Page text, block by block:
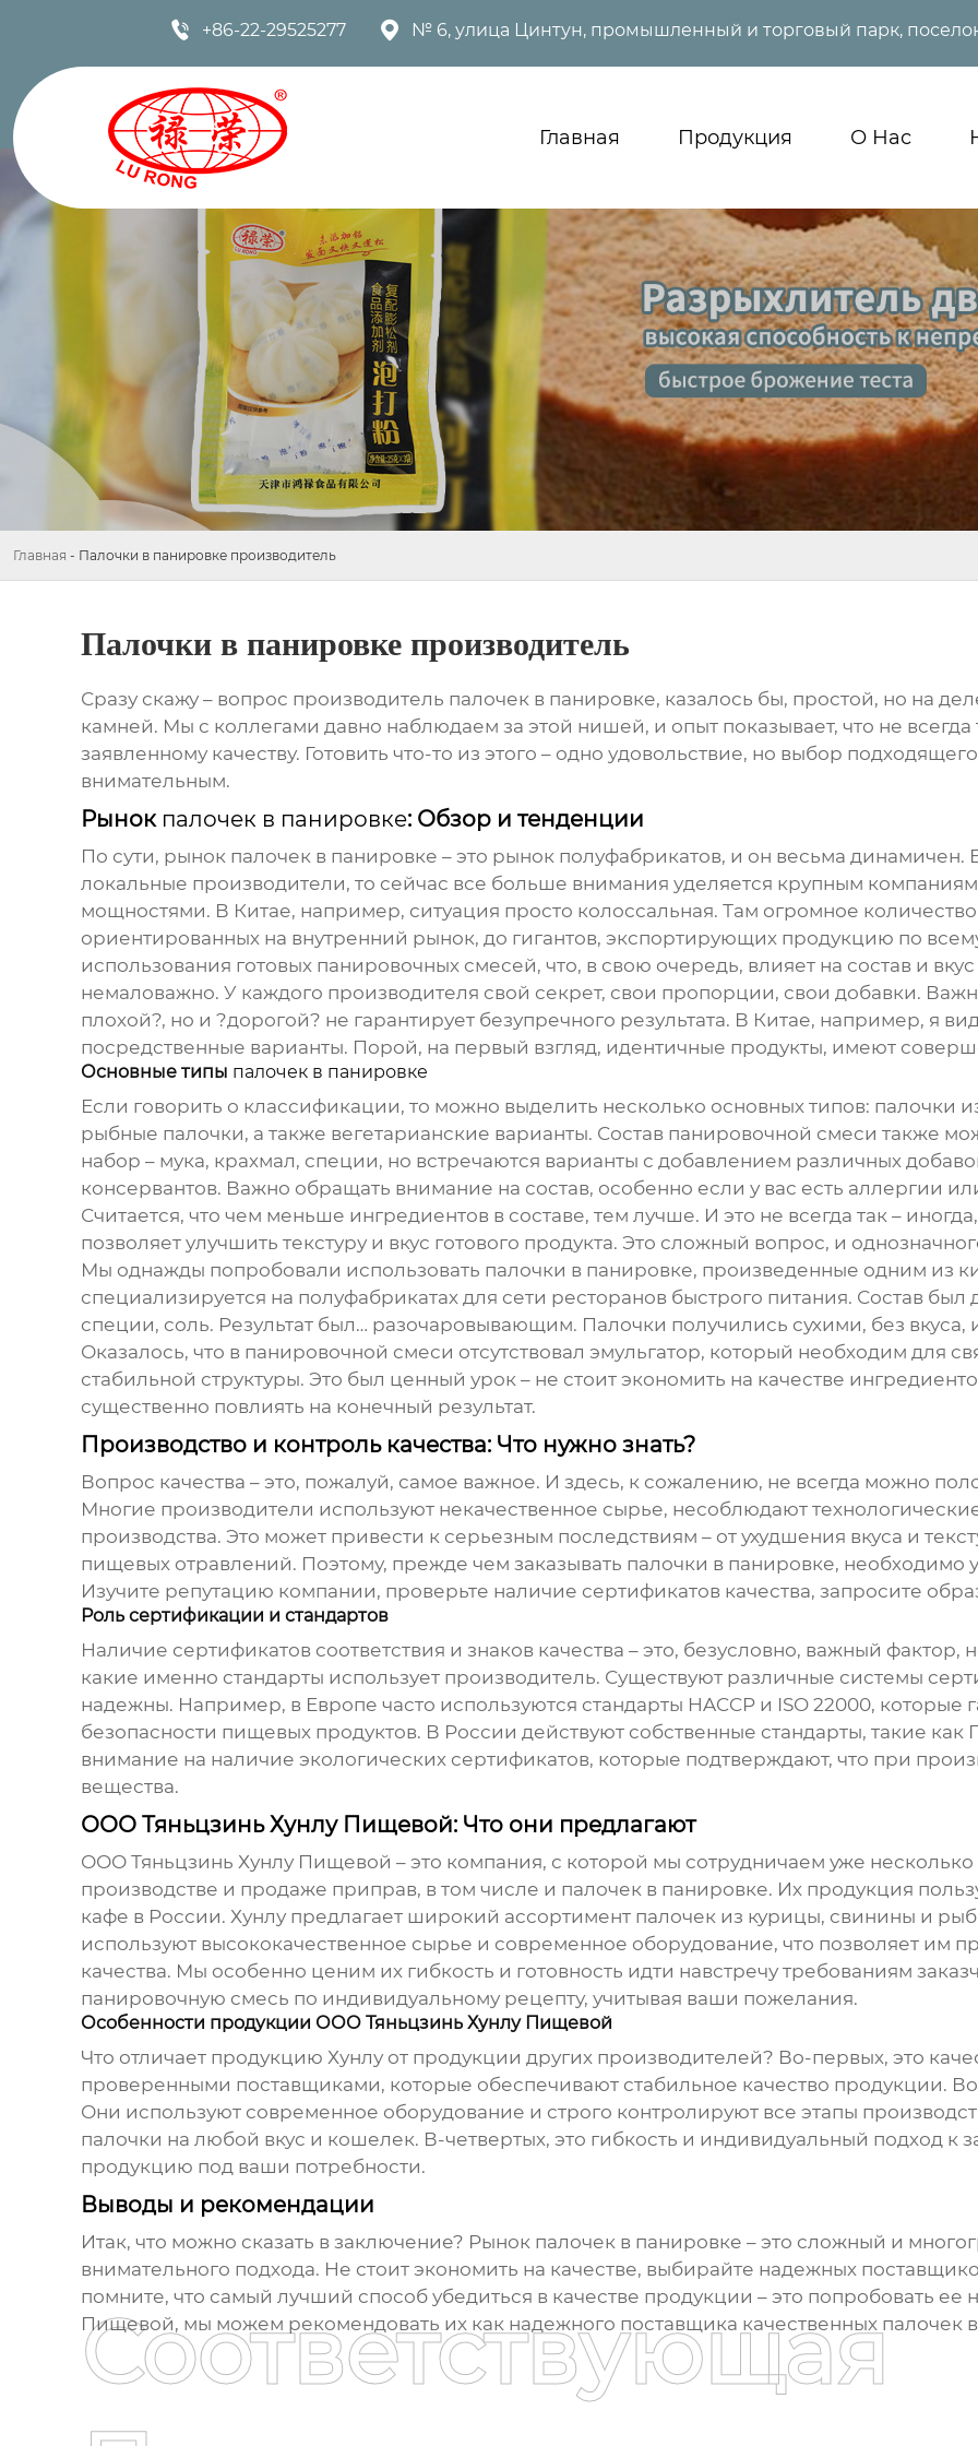
 +86-22-29525277  № 6, улица Цинтун, промышленный и торговый парк,
Главная Продукция О Нас
Главная - Палочки в панировке производитель
Палочки в панировке производитель
Сразу скажу – вопрос производитель палочек в панировке, казалось бы, простой, но на
камней. Мы с коллегами давно наблюдаем за этой нишей, и опыт показывает, что не всегда
заявленному качеству. Готовить что-то из этого – одно удовольствие, но выбор
внимательным.
Рынок палочек в панировке: Обзор и тенденции
По сути, рынок палочек в панировке – это рынок полуфабрикатов, и он весьма
локальные производители, то сейчас все больше внимания уделяется крупным
мощностями. В Китае, например, ситуация просто колоссальная. Там огромное
ориентированных на внутренний рынок, до гигантов, экспортирующих продукцию по
использования готовых панировочных смесей, что, в свою очередь, влияет на состав и вкус
немаловажно. У каждого производителя свой секрет, свои пропорции, свои добавки.
плохой?, но и ?дорогой? не гарантирует безупречного результата. В Китае, например, я
посредственные варианты. Порой, на первый взгляд, идентичные продукты, имеют
Основные типы палочек в панировке
Если говорить о классификации, то можно выделить несколько основных типов: палочки
рыбные палочки, а также вегетарианские варианты. Состав панировочной смеси также
набор – мука, крахмал, специи, но встречаются варианты с добавлением различных
консервантов. Важно обращать внимание на состав, особенно если у вас есть аллергии
Считается, что чем меньше ингредиентов в составе, тем лучше. И это не всегда так –
позволяет улучшить текстуру и вкус готового продукта. Это сложный вопрос, и
Мы однажды попробовали использовать палочки в панировке, произведенные одним из
специализируется на полуфабрикатах для сети ресторанов быстрого питания. Состав был
специи, соль. Результат был… разочаровывающим. Палочки получились сухими, без
Оказалось, что в панировочной смеси отсутствовал эмульгатор, который необходим для
стабильной структуры. Это был ценный урок – не стоит экономить на качестве
существенно повлиять на конечный результат.
Производство и контроль качества: Что нужно знать?
Вопрос качества – это, пожалуй, самое важное. И здесь, к сожалению, не всегда можно
Многие производители используют некачественное сырье, несоблюдают
производства. Это может привести к серьезным последствиям – от ухудшения вкуса и
пищевых отравлений. Поэтому, прежде чем заказывать палочки в панировке, необходимо
Изучите репутацию компании, проверьте наличие сертификатов качества, запросите
Роль сертификации и стандартов
Наличие сертификатов соответствия и знаков качества – это, безусловно, важный фактор,
какие именно стандарты использует производитель. Существуют различные системы
надежны. Например, в Европе часто используются стандарты HACCP и ISO 22000,
безопасности пищевых продуктов. В России действуют собственные стандарты, такие как
внимание на наличие экологических сертификатов, которые подтверждают, что при
вещества.
ООО Тяньцзинь Хунлу Пищевой: Что они предлагают
ООО Тяньцзинь Хунлу Пищевой – это компания, с которой мы сотрудничаем уже
производстве и продаже приправ, в том числе и палочек в панировке. Их продукция
кафе в России. Хунлу предлагает широкий ассортимент палочек из курицы, свинины и
используют высококачественное сырье и современное оборудование, что позволяет им
качества. Мы особенно ценим их гибкость и готовность идти навстречу требованиям
панировочную смесь по индивидуальному рецепту, учитывая ваши пожелания.
Особенности продукции ООО Тяньцзинь Хунлу Пищевой
Что отличает продукцию Хунлу от продукции других производителей? Во-первых, это
проверенными поставщиками, которые обеспечивают стабильное качество продукции.
Они используют современное оборудование и строго контролируют все этапы
палочки на любой вкус и кошелек. В-четвертых, это гибкость и индивидуальный подход к
продукцию под ваши потребности.
Выводы и рекомендации
Итак, что можно сказать в заключение? Рынок палочек в панировке – это сложный и
внимательного подхода. Не стоит экономить на качестве, выбирайте надежных
помните, что самый лучший способ убедиться в качестве продукции – это попробовать ее
Пищевой, мы можем рекомендовать их как надежного поставщика качественных палочек
Соответствующая